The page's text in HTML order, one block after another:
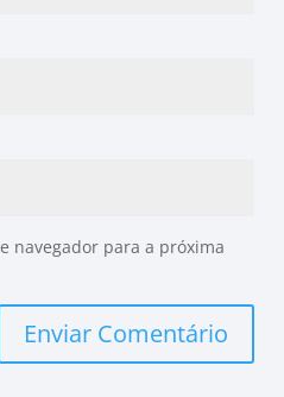
navegador para a próxima